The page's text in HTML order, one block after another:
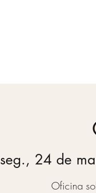
seg., 24 de
Oficina